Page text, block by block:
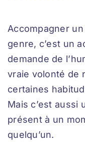
Accompagner
genre, c’est un
demande de
vraie volonté de
certaines
Mais c’est aussi
présent à un
quelqu’un.